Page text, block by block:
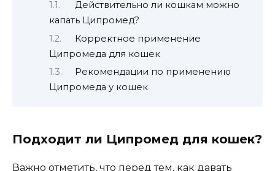
Действительно ли кошкам можно
капать Ципромед?
Корректное применение
Ципромеда для кошек
Рекомендации по применению
Ципромеда у кошек
Подходит ли Ципромед для кошек?
Важно отметить, что перед тем, как давать